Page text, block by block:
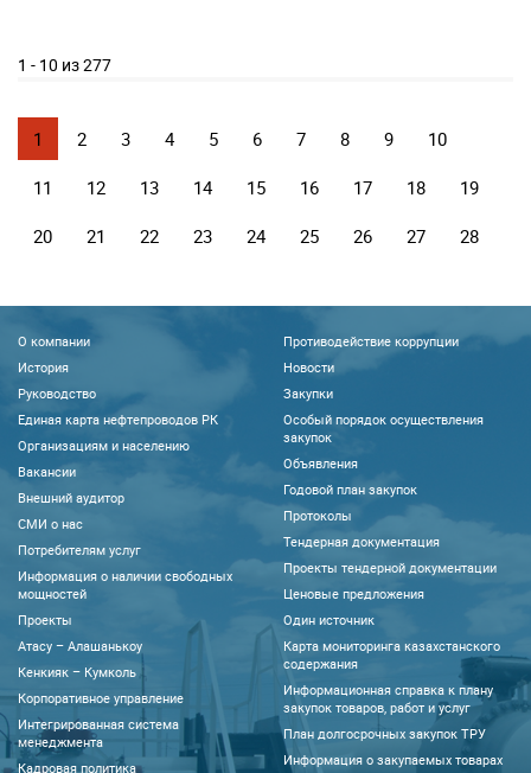
1 - 10 из 277
1 2 3 4 5 6 7 8 9 10
11 12 13 14 15 16 17 18 19
20 21 22 23 24 25 26 27 28
О компании
История
Руководство
Единая карта нефтепроводов РК
Организациям и населению
Вакансии
Внешний аудитор
CМИ о нас
Потребителям услуг
Информация о наличии свободных
мощностей
Проекты
Атасу – Алашанькоу
Кенкияк – Кумколь
Корпоративное управление
Интегрированная система
менеджмента
Кадровая политика
Противодействие коррупции
Новости
Закупки
Особый порядок осуществления
закупок
Объявления
Годовой план закупок
Протоколы
Тендерная документация
Проекты тендерной документации
Ценовые предложения
Один источник
Карта мониторинга казахстанского
содержания
Информационная справка к плану
закупок товаров, работ и услуг
План долгосрочных закупок ТРУ
Информация о закупаемых товарах